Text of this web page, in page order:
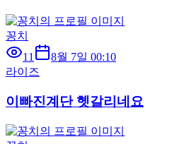
꽁치
11
8월 7일 00:10
라이즈
이빠진계단 헷갈리네요